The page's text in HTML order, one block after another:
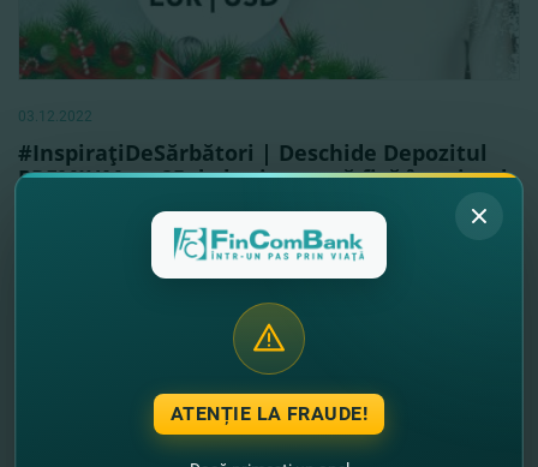
03.12.2022
#InspiraţiDeSărbători | Deschide Depozitul
PREMIUM pe 25 de luni, cu rată fixă în primul
ATENȚIE LA FRAUDE!